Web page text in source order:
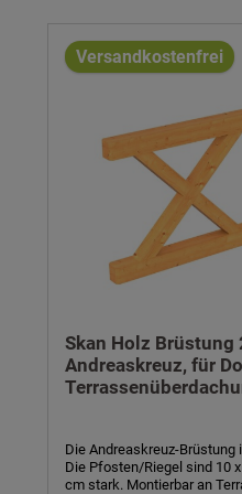
Profilbretter- inkl.
Versandkostenfrei
Skan Holz Brüstung
Andreaskreuz, für
Die Andreaskreuz-
Die Pfosten/Riegel sind 10
cm stark. Montierbar an